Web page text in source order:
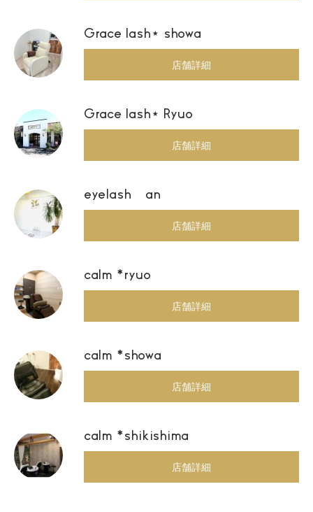
Grace lash⋆ showa
店舗詳細
Grace lash⋆ Ryuo
店舗詳細
eyelash an
店舗詳細
calm *ryuo
店舗詳細
calm *showa
店舗詳細
calm *shikishima
店舗詳細